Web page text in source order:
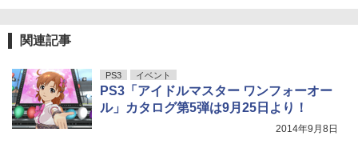
関連記事
PS3 イベント
PS3「アイドルマスター ワンフォーオー
ル」カタログ第5弾は9月25日より！
2014年9月8日